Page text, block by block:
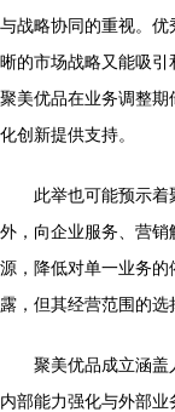
与战略协同的重视。
晰的市场战略又能吸
聚美优品在业务调整
化创新提供支持。
此举也可能预示
外，向企业服务、营
源，降低对单一业务
露，但其经营范围的选
聚美优品成立涵盖
内部能力强化与外部